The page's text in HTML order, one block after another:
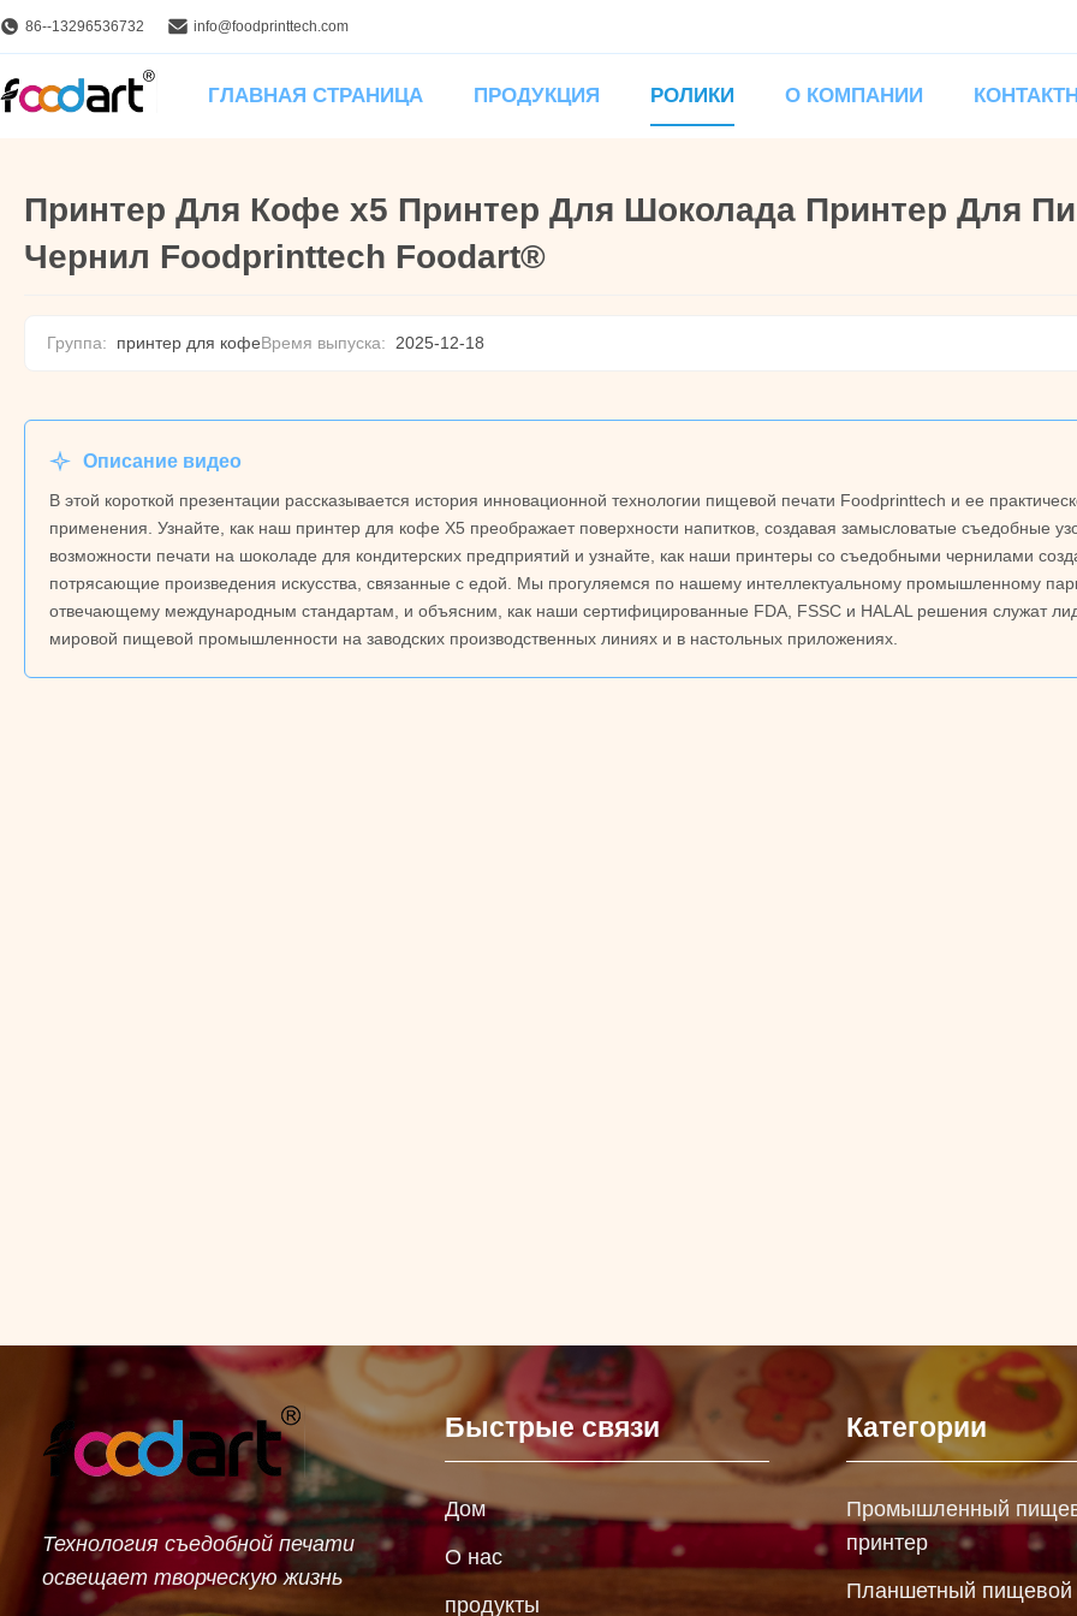
86--13296536732 info@foodprinttech.com
ГЛАВНАЯ СТРАНИЦА ПРОДУКЦИЯ РОЛИКИ О КОМПАНИИ
Принтер Для Кофе x5 Принтер Для Шоколада Принтер Для
Чернил Foodprinttech Foodart®
Группа: принтер для кофеВремя выпуска: 2025-12-18
Описание видео
В этой короткой презентации рассказывается история инновационной технологии пищевой печати Foodprinttech и ее
применения. Узнайте, как наш принтер для кофе X5 преображает поверхности напитков, создавая замысловатые съедобные
возможности печати на шоколаде для кондитерских предприятий и узнайте, как наши принтеры со съедобными чернилами
потрясающие произведения искусства, связанные с едой. Мы прогуляемся по нашему интеллектуальному промышленному
отвечающему международным стандартам, и объясним, как наши сертифицированные FDA, FSSC и HALAL решения служат
мировой пищевой промышленности на заводских производственных линиях и в настольных приложениях.
Технология съедобной печати
освещает творческую жизнь
Быстрые связи
Дом
О нас
продукты
Категории
Промышленный
принтер
Планшетный пищевой